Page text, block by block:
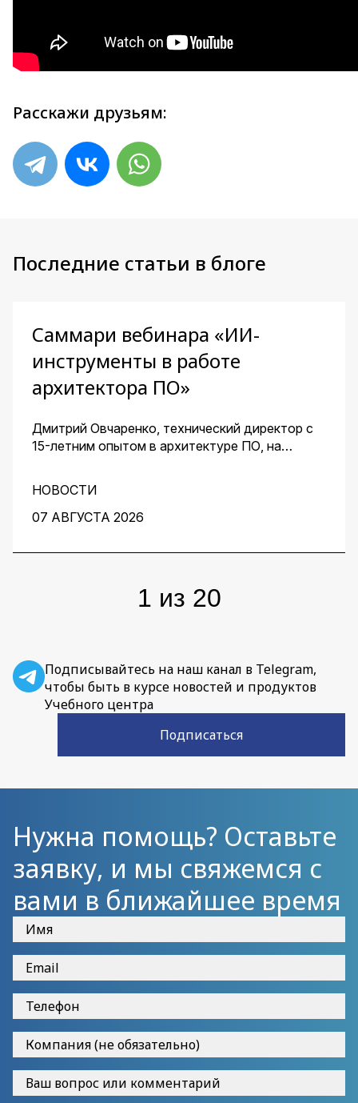
Расскажи друзьям:
Последние статьи в блоге
Саммари вебинара «ИИ-
инструменты в работе
архитектора ПО»
Дмитрий Овчаренко, технический директор с
15-летним опытом в архитектуре ПО, на
кондитеров — показал, как ИИ помогает
архитектору ускорить работу на всех этапах:
от чистого листа до готовых артефактов для
НОВОСТИ
07 АВГУСТА 2026
1 из 20
Подписывайтесь на наш канал в Telegram,
чтобы быть в курсе новостей и продуктов
Учебного центра
Подписаться
Нужна помощь? Оставьте
заявку, и мы свяжемся с
вами в ближайшее время